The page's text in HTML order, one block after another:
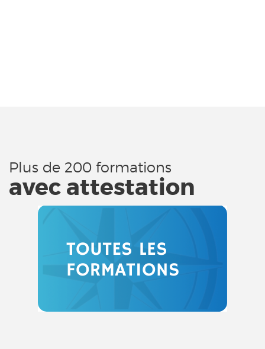
Plus de 200 formations
avec attestation